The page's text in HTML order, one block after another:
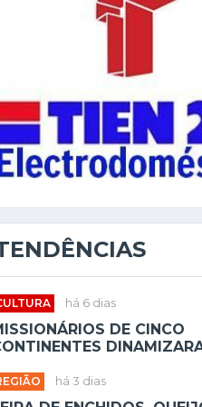
há 6 dias
DE CINCO
há 3 dias